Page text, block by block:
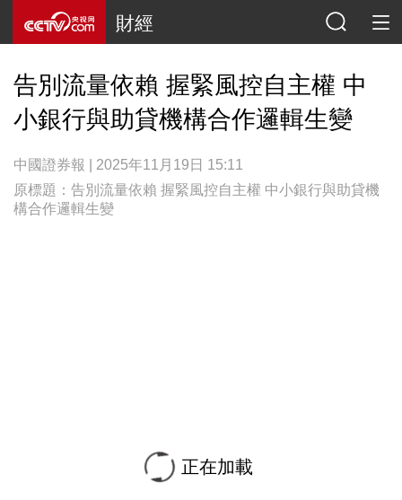
財經
告別流量依賴 握緊風控自主權 中
小銀行與助貸機構合作邏輯生變
中國證券報 | 2025年11月19日 15:11
原標題：告別流量依賴 握緊風控自主權 中小銀行與助貸機
構合作邏輯生變
正在加載